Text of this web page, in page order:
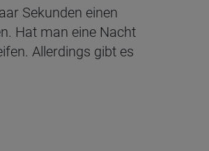
Sekunden einen
Hat man eine Nacht
Allerdings gibt es